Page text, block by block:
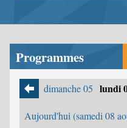
Programmes
dimanche 05 lundi
Aujourd'hui (samedi 08